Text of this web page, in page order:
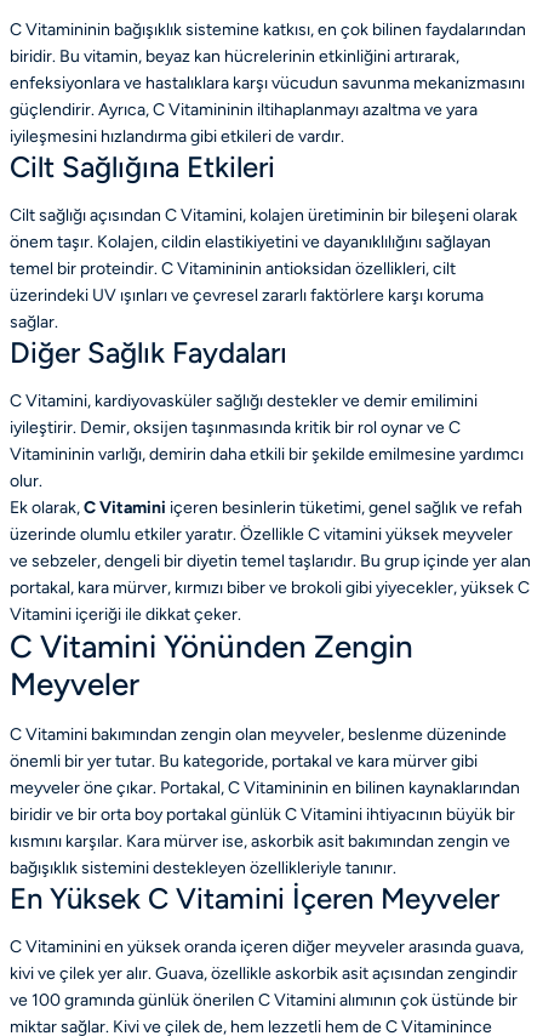
C Vitamininin bağışıklık sistemine katkısı, en çok bilinen faydalarından
biridir. Bu vitamin, beyaz kan hücrelerinin etkinliğini artırarak,
enfeksiyonlara ve hastalıklara karşı vücudun savunma mekanizmasını
güçlendirir. Ayrıca, C Vitamininin iltihaplanmayı azaltma ve yara
iyileşmesini hızlandırma gibi etkileri de vardır.
Cilt Sağlığına Etkileri
Cilt sağlığı açısından C Vitamini, kolajen üretiminin bir bileşeni olarak
önem taşır. Kolajen, cildin elastikiyetini ve dayanıklılığını sağlayan
temel bir proteindir. C Vitamininin antioksidan özellikleri, cilt
üzerindeki UV ışınları ve çevresel zararlı faktörlere karşı koruma
sağlar.
Diğer Sağlık Faydaları
C Vitamini, kardiyovasküler sağlığı destekler ve demir emilimini
iyileştirir. Demir, oksijen taşınmasında kritik bir rol oynar ve C
Vitamininin varlığı, demirin daha etkili bir şekilde emilmesine yardımcı
olur.
Ek olarak,C Vitamini içeren besinlerin tüketimi, genel sağlık ve refah
üzerinde olumlu etkiler yaratır. Özellikle C vitamini yüksek meyveler
ve sebzeler, dengeli bir diyetin temel taşlarıdır. Bu grup içinde yer alan
portakal, kara mürver, kırmızı biber ve brokoli gibi yiyecekler, yüksek C
Vitamini içeriği ile dikkat çeker.
C Vitamini Yönünden Zengin
Meyveler
C Vitamini bakımından zengin olan meyveler, beslenme düzeninde
önemli bir yer tutar. Bu kategoride, portakal ve kara mürver gibi
meyveler öne çıkar. Portakal, C Vitamininin en bilinen kaynaklarından
biridir ve bir orta boy portakal günlük C Vitamini ihtiyacının büyük bir
kısmını karşılar. Kara mürver ise, askorbik asit bakımından zengin ve
bağışıklık sistemini destekleyen özellikleriyle tanınır.
En Yüksek C Vitamini İçeren Meyveler
C Vitaminini en yüksek oranda içeren diğer meyveler arasında guava,
kivi ve çilek yer alır. Guava, özellikle askorbik asit açısından zengindir
ve 100 gramında günlük önerilen C Vitamini alımının çok üstünde bir
miktar sağlar. Kivi ve çilek de, hem lezzetli hem de C Vitaminince